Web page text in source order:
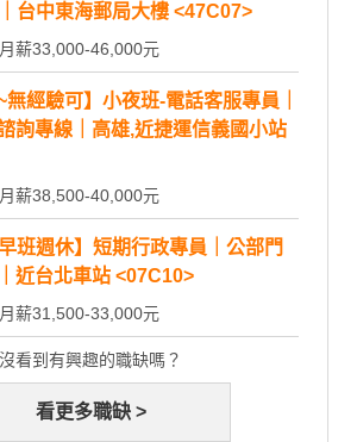
台中東海郵局大樓 <47C07>
薪33,000-46,000元
無經驗可】小夜班-電話客服專員｜
詢專線｜高雄,近捷運信義國小站
薪38,500-40,000元
班週休】短期行政專員｜公部門
近台北車站 <07C10>
薪31,500-33,000元
沒看到有興趣的職缺嗎？
看更多職缺 >